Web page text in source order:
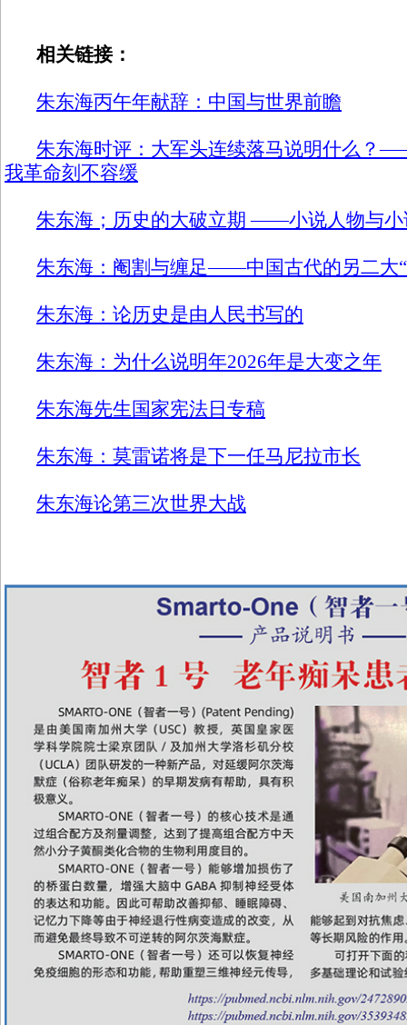
相关链接：
朱东海丙午年献辞：中国与世界前瞻
朱东海时评：大军头连续落马说明什么？
我革命刻不容缓
朱东海；历史的大破立期 ——小说人物与小
朱东海：阉割与缠足——中国古代的另二大
朱东海：论历史是由人民书写的
朱东海：为什么说明年2026年是大变之年
朱东海先生国家宪法日专稿
朱东海：莫雷诺将是下一任马尼拉市长
朱东海论第三次世界大战